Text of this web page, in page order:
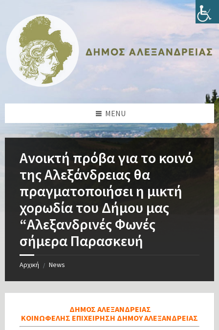
content
sidebar
sidebar
footer
MENU
Ανοικτή πρόβα για το κοινό
της Αλεξάνδρειας θα
πραγματοποιήσει η μικτή
χορωδία του Δήμου μας
“Αλεξανδρινές Φωνές
σήμερα Παρασκευή
Αρχική / News
ΔΗΜΟΣ ΑΛΕΞΑΝΔΡΕΙΑΣ
ΚΟΙΝΩΦΕΛΗΣ ΕΠΙΧΕΙΡΗΣΗ ΔΗΜΟΥ ΑΛΕΞΑΝΔΡΕΙΑΣ